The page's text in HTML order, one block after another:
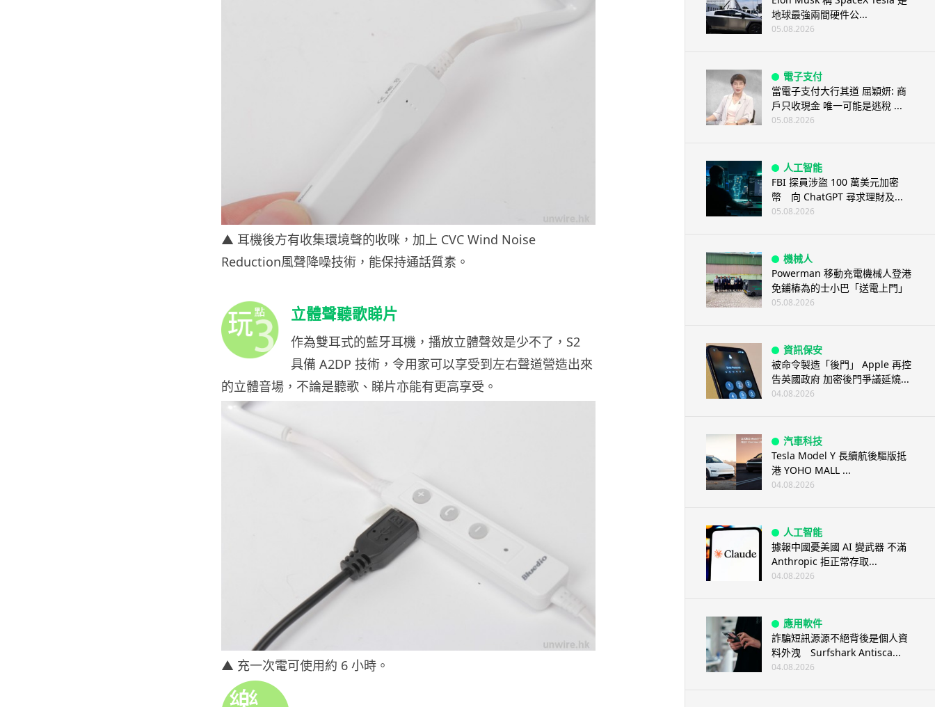
▲ 耳機後方有收集環境聲的收咪，加上 CVC Wind Noise
Reduction風聲降噪技術，能保持通話質素。
立體聲聽歌睇片
作為雙耳式的藍牙耳機，播放立體聲效是少不了，S2
具備 A2DP 技術，令用家可以享受到左右聲道營造出來
的立體音場，不論是聽歌、睇片亦能有更高享受。
▲ 充一次電可使用約 6 小時。
地球最強兩間硬件公...
05.08.2026
電子支付
當電子支付大行其道 屈穎妍: 商
戶只收現金 唯一可能是逃稅 ...
05.08.2026
人工智能
FBI 探員涉盜 100 萬美元加密
幣 向 ChatGPT 尋求理財及...
05.08.2026
機械人
Powerman 移動充電機械人登港
免鋪樁為的士小巴「送電上門」
05.08.2026
資訊保安
被命令製造「後門」 Apple 再控
告英國政府 加密後門爭議延燒...
04.08.2026
汽車科技
Tesla Model Y 長續航後驅版抵
港 YOHO MALL ...
04.08.2026
人工智能
據報中國憂美國 AI 變武器 不滿
Anthropic 拒正常存取...
04.08.2026
應用軟件
詐騙短訊源源不絕背後是個人資
料外洩 Surfshark Antisca...
04.08.2026